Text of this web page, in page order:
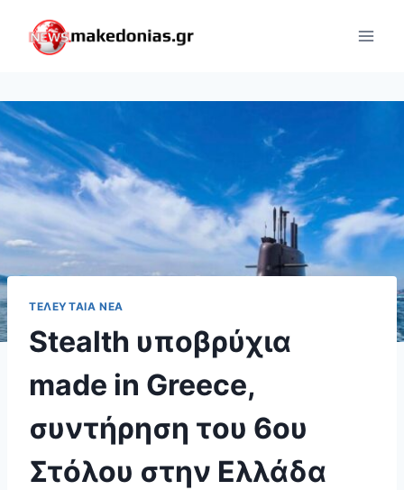
content
ΤΕΛΕΥΤΑΊΑ ΝΈΑ
Stealth υποβρύχια
made in Greece,
συντήρηση του 6ου
Στόλου στην Ελλάδα